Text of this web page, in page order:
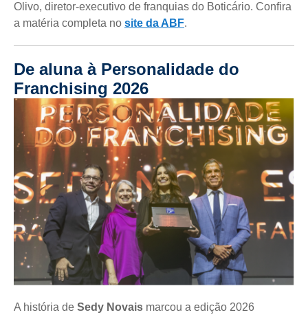
Olivo, diretor-executivo de franquias do Boticário. Confira
a matéria completa no site da ABF.
De aluna à Personalidade do
Franchising 2026
A história de Sedy Novais marcou a edição 2026